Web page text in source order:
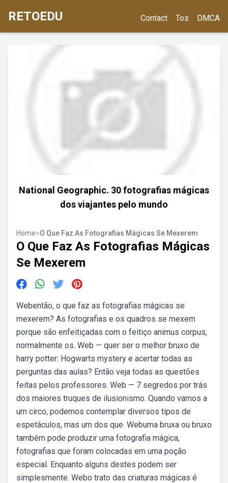
RETOEDU Contact Tos DMCA
National Geographic. 30 fotografias mágicas
dos viajantes pelo mundo
Home>O Que Faz As Fotografias Mágicas Se Mexerem
O Que Faz As Fotografias Mágicas
Se Mexerem
Webentão, o que faz as fotografias mágicas se
mexerem? As fotografias e os quadros se mexem
porque são enfeitiçadas com o feitiço animus corpus,
normalmente os. Web — quer ser o melhor bruxo de
harry potter: Hogwarts mystery e acertar todas as
perguntas das aulas? Então veja todas as questões
feitas pelos professores. Web — 7 segredos por trás
dos maiores truques de ilusionismo. Quando vamos a
um circo, podemos contemplar diversos tipos de
espetáculos, mas um dos que. Webuma bruxa ou bruxo
também pode produzir uma fotografia mágica,
fotografias que foram colocadas em uma poção
especial. Enquanto alguns destes podem ser
simplesmente. Webo trato das criaturas mágicas é